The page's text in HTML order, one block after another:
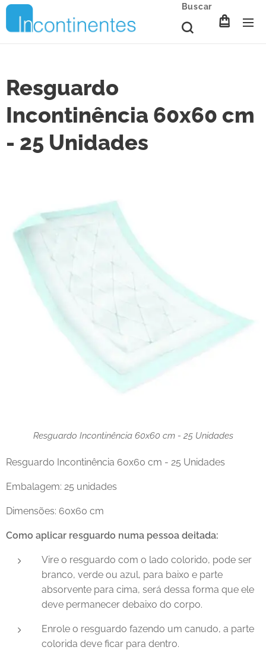
Buscar
Resguardo
Incontinência 60x60 cm
- 25 Unidades
Resguardo Incontinência 60x60 cm - 25 Unidades
Resguardo Incontinência 60x60 cm - 25 Unidades
Embalagem: 25 unidades
Dimensões: 60x60 cm
Como aplicar resguardo numa pessoa deitada:
Vire o resguardo com o lado colorido, pode ser
branco, verde ou azul, para baixo e parte
absorvente para cima, será dessa forma que ele
deve permanecer debaixo do corpo.
Enrole o resguardo fazendo um canudo, a parte
colorida deve ficar para dentro.